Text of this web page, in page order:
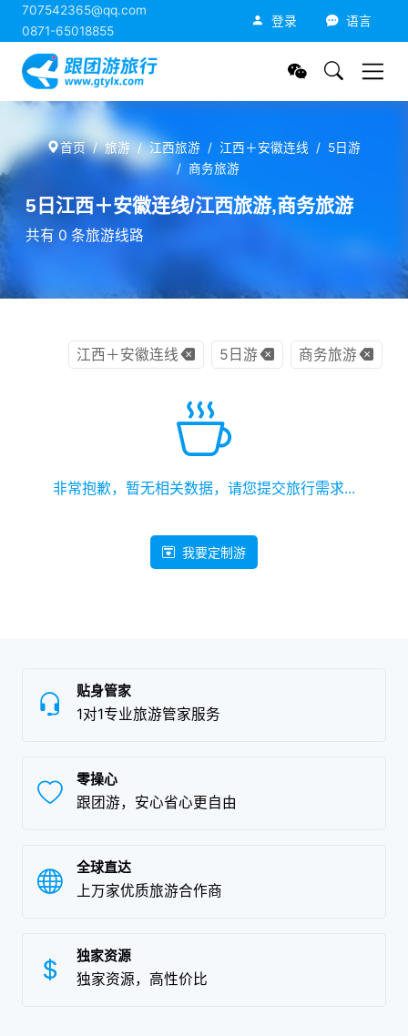
707542365@qq.com
0871-65018855
登录 语言
首页 旅游 江西旅游 江西＋安徽连线
5日游
商务旅游
5日江西＋安徽连线/江西旅游,商务旅游
共有 0 条旅游线路
江西＋安徽连线 5日游 商务旅游
非常抱歉，暂无相关数据，请您提交旅行需求...
我要定制游
贴身管家
1对1专业旅游管家服务
零操心
跟团游，安心省心更自由
全球直达
上万家优质旅游合作商
独家资源
独家资源，高性价比